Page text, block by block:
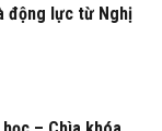
động lực từ Nghị